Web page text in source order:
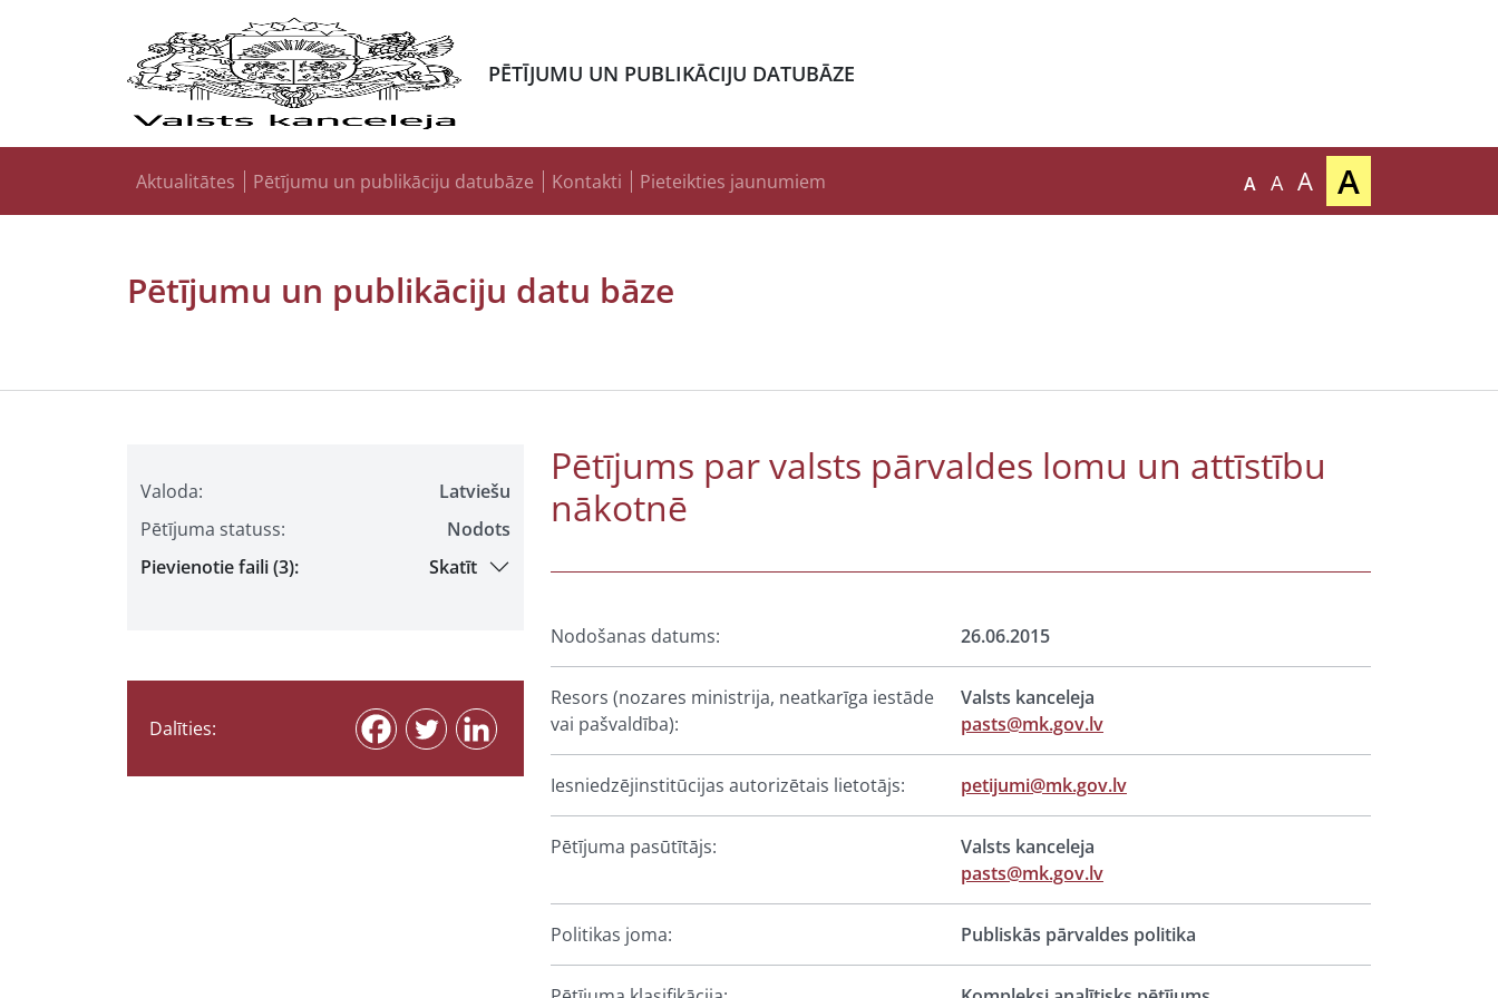
PĒTĪJUMU UN PUBLIKĀCIJU DATUBĀZE
Aktualitātes Pētījumu un publikāciju datubāze Kontakti Pieteikties jaunumiem A A A A
Pētījumu un publikāciju datu bāze
Valoda:
Latviešu
Pētījuma statuss:
Nodots
Pievienotie faili (3):
Skatīt
Dalīties:
Pētījums par valsts pārvaldes lomu un attīstību
nākotnē
Nodošanas datums: 26.06.2015
Resors (nozares ministrija, neatkarīga iestāde
vai pašvaldība):
Valsts kanceleja
pasts@mk.gov.lv
Iesniedzējinstitūcijas autorizētais lietotājs: petijumi@mk.gov.lv
Pētījuma pasūtītājs:
Valsts kanceleja
pasts@mk.gov.lv
Politikas joma: Publiskās pārvaldes politika